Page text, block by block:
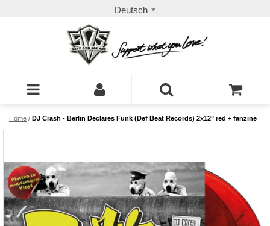
Deutsch
Home / DJ Crash - Berlin Declares Funk (Def Beat Records) 2x12" red + fanzine